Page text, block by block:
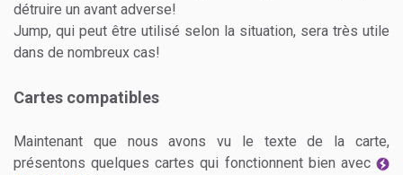
détruire un avant adverse!
Jump, qui peut être utilisé selon la situation, sera très utile
dans de nombreux cas!
Cartes compatibles
Maintenant que nous avons vu le texte de la carte,
présentons quelques cartes qui fonctionnent bien avec